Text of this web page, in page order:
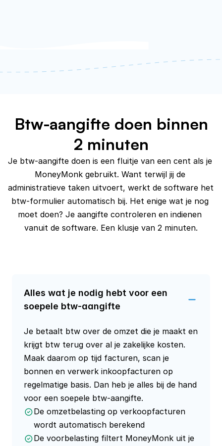
Btw-aangifte doen binnen
2 minuten
Je btw-aangifte doen is een fluitje van een cent als je
MoneyMonk gebruikt. Want terwijl jij de
administratieve taken uitvoert, werkt de software het
btw-formulier automatisch bij. Het enige wat je nog
moet doen? Je aangifte controleren en indienen
vanuit de software. Een klusje van 2 minuten.
Alles wat je nodig hebt voor een
soepele btw-aangifte
Je betaalt btw over de omzet die je maakt en
krijgt btw terug over al je zakelijke kosten.
Maak daarom op tijd facturen, scan je
bonnen en verwerk inkoopfacturen op
regelmatige basis. Dan heb je alles bij de hand
voor een soepele btw-aangifte.
De omzetbelasting op verkoopfacturen
wordt automatisch berekend
De voorbelasting filtert MoneyMonk uit je